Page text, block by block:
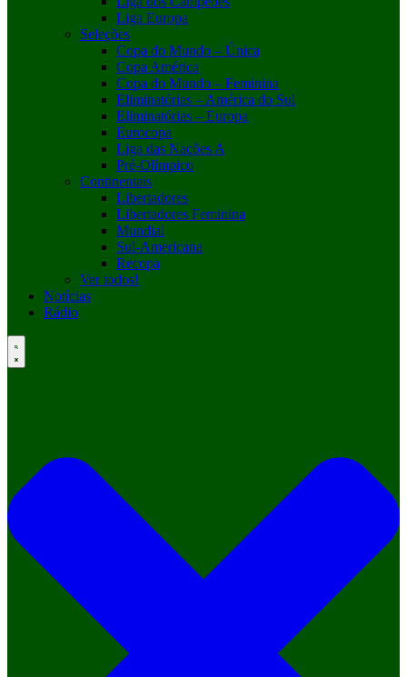
Liga Europa
Seleções
Copa do Mundo – Única
Copa América
Copa do Mundo – Feminina
Eliminatórias – América do Sul
Eliminatórias – Europa
Eurocopa
Liga das Nações A
Pré-Olímpico
Continentais
Libertadores
Libertadores Feminina
Mundial
Sul-Americana
Recopa
Ver todos!
Notícias
Rádio